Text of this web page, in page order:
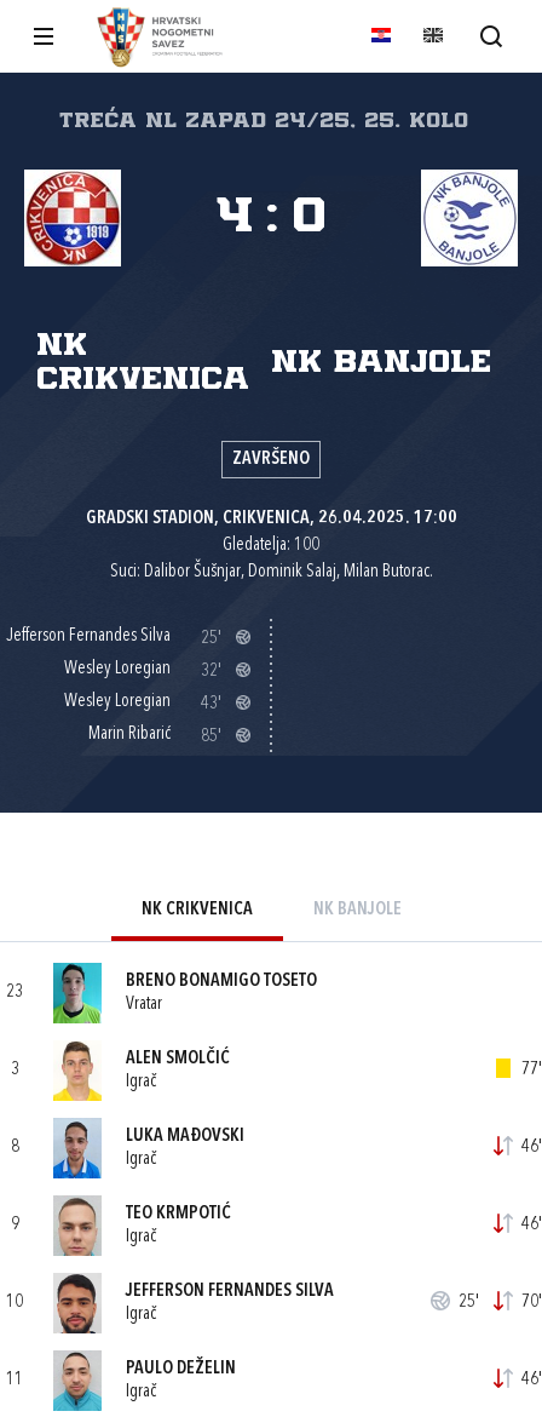
Treća NL Zapad 24/25, 25. kolo
NK
Crikvenica
NK Banjole
4 : 0
ZAVRŠENO
GRADSKI STADION, CRIKVENICA, 26.04.2025. 17:00
Gledatelja: 100
Suci: Dalibor Šušnjar, Dominik Salaj, Milan Butorac.
Jefferson Fernandes Silva
25'
Wesley Loregian
32'
Wesley Loregian
43'
Marin Ribarić
85'
NK CRIKVENICA NK BANJOLE
23
BRENO BONAMIGO TOSETO
Vratar
3
ALEN SMOLČIĆ
Igrač
77'
8
LUKA MAĐOVSKI
Igrač
46'
9
TEO KRMPOTIĆ
Igrač
46'
10
JEFFERSON FERNANDES SILVA
Igrač
25' 70'
11
PAULO DEŽELIN
Igrač
46'